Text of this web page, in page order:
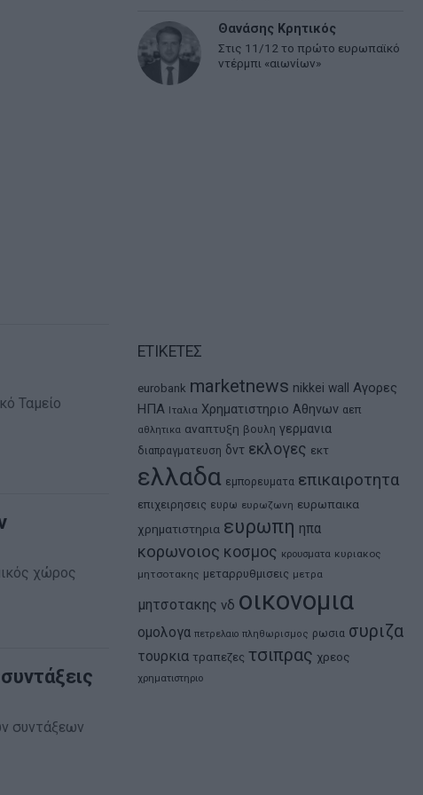
Ταμείο
χώρος
συντάξεων
Θανάσης Κρητικός
Στις 11/12 το πρώτο ευρωπαϊκό
ντέρμπι «αιωνίων»
ΕΤΙΚΕΤΕΣ
eurobank marketnews nikkei wall
Αγορες
ΗΠΑ Ιταλια Χρηματιστηριο Αθηνων αεπ
αθλητικα αναπτυξη βουλη γερμανια
διαπραγματευση δντ εκλογες εκτ
ελλαδα εμπορευματα επικαιροτητα
επιχειρησεις ευρω ευρωζωνη ευρωπαικα
χρηματιστηρια ευρωπη ηπα
κορωνοιος κοσμος κρουσματα κυριακος
μητσοτακης μεταρρυθμισεις μετρα
μητσοτακης νδ οικονομια
ομολογα πετρελαιο πληθωρισμος ρωσια συριζα
τουρκια τραπεζες τσιπρας χρεος
χρηματιστηριο